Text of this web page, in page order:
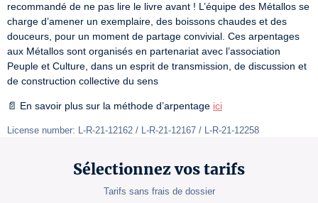
recommandé de ne pas lire le livre avant ! L’équipe des Métallos se
charge d’amener un exemplaire, des boissons chaudes et des
douceurs, pour un moment de partage convivial. Ces arpentages
aux Métallos sont organisés en partenariat avec l’association
Peuple et Culture, dans un esprit de transmission, de discussion et
de construction collective du sens
📄 En savoir plus sur la méthode d’arpentage ici
License number: L-R-21-12162 / L-R-21-12167 / L-R-21-12258
Sélectionnez vos tarifs
Tarifs sans frais de dossier